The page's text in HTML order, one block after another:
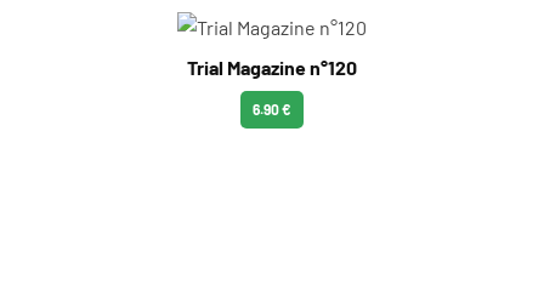
Trial Magazine n°120
6.90 €